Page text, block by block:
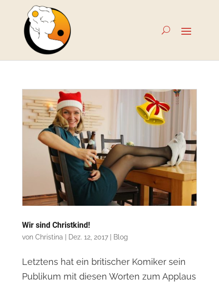
Wir sind Christkind!
von Christina | Dez. 12, 2017| Blog
Letztens hat ein britischer Komiker sein
Publikum mit diesen Worten zum Applaus